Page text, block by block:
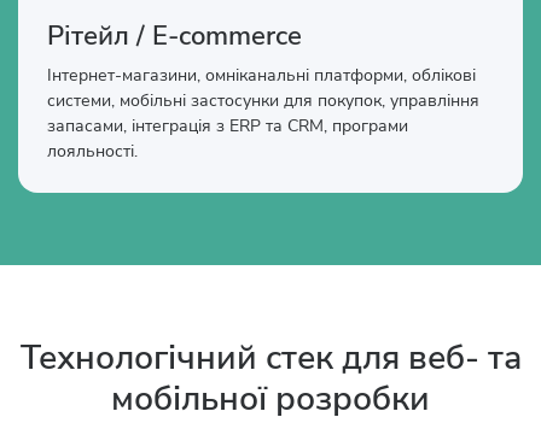
Рітейл / E-commerce
Інтернет-магазини, омніканальні платформи, облікові
системи, мобільні застосунки для покупок, управління
запасами, інтеграція з ERP та CRM, програми
лояльності.
Технологічний стек для веб- та
мобільної розробки